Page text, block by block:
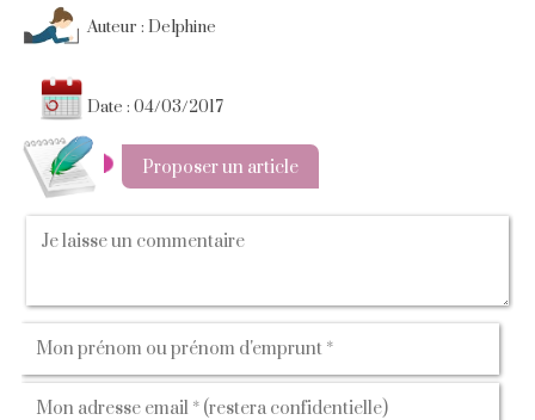
Auteur : Delphine
Date : 04/03/2017
Proposer un article